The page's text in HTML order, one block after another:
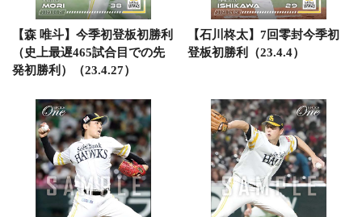
【森 唯斗】今季初登板初勝利
（史上最遅465試合目での先
発初勝利）（23.4.27）
【石川柊太】7回零封今季初
登板初勝利（23.4.4）